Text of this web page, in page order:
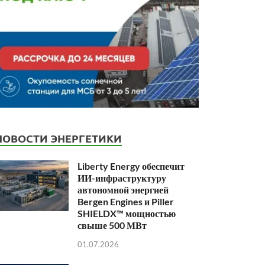
ЭНЕРГЕТИКИ
Liberty Energy обеспечит
ИИ-инфраструктуру
автономной энергией
Bergen Engines и Piller
SHIELDX™ мощностью
свыше 500 МВт
01.07.2026